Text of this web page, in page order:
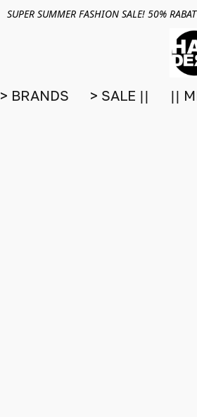
SUPER SUMMER FASHION SALE! 50%
> BRANDS > SALE || ||